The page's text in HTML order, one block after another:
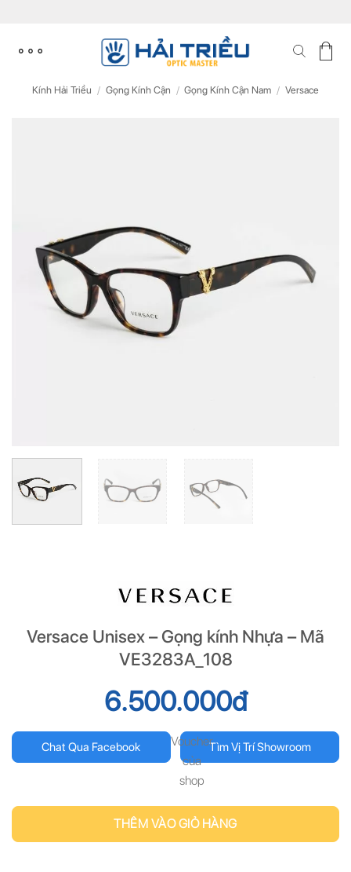
content
Kính Hải Triều / Gọng Kính Cận / Gọng Kính Cận Nam / Versace
Versace Unisex – Gọng kính Nhựa – Mã
VE3283A_108
6.500.000đ
Chat Qua Facebook Tìm Vị Trí Showroom
Voucher
của
shop
THÊM VÀO GIỎ HÀNG